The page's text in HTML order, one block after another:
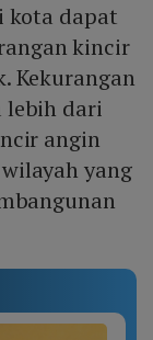
kota dapat
kincir
Kekurangan
lebih dari
angin
yang